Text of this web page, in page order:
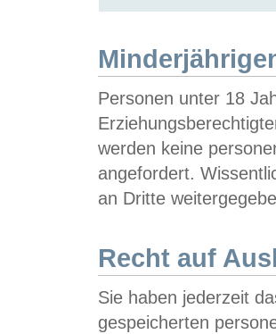
Personen unter 18
werden keine
angefordert.
an Dritte
Recht auf
Sie haben jederzeit
gespeicherten